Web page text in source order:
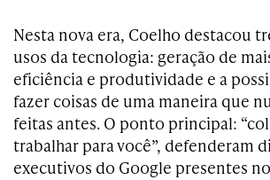
Nesta nova era, Coelho destacou
usos da tecnologia: geração de
eficiência e produtividade e a
fazer coisas de uma maneira que
feitas antes. O ponto principal:
trabalhar para você”, defenderam
executivos do Google presentes